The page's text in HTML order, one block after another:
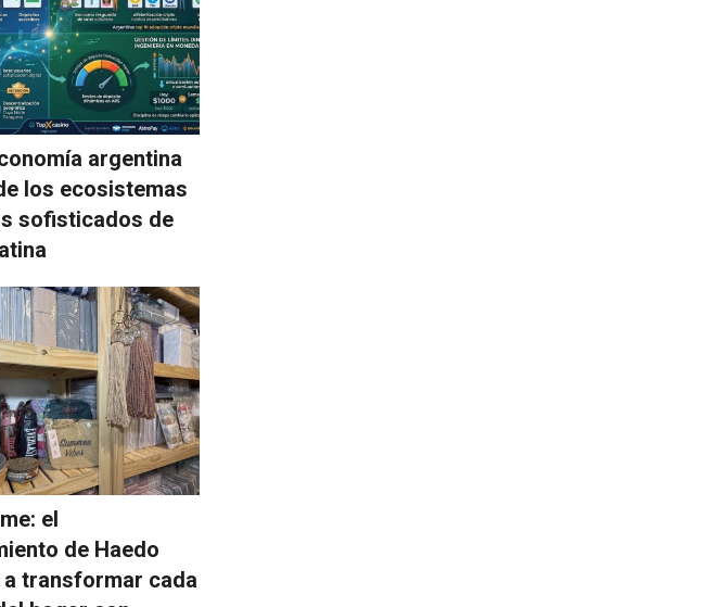
argentina
los ecosistemas
sofisticados de
el
de Haedo
a transformar cada